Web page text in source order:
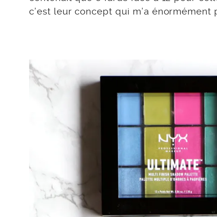
c’est leur concept qui m’a énormément